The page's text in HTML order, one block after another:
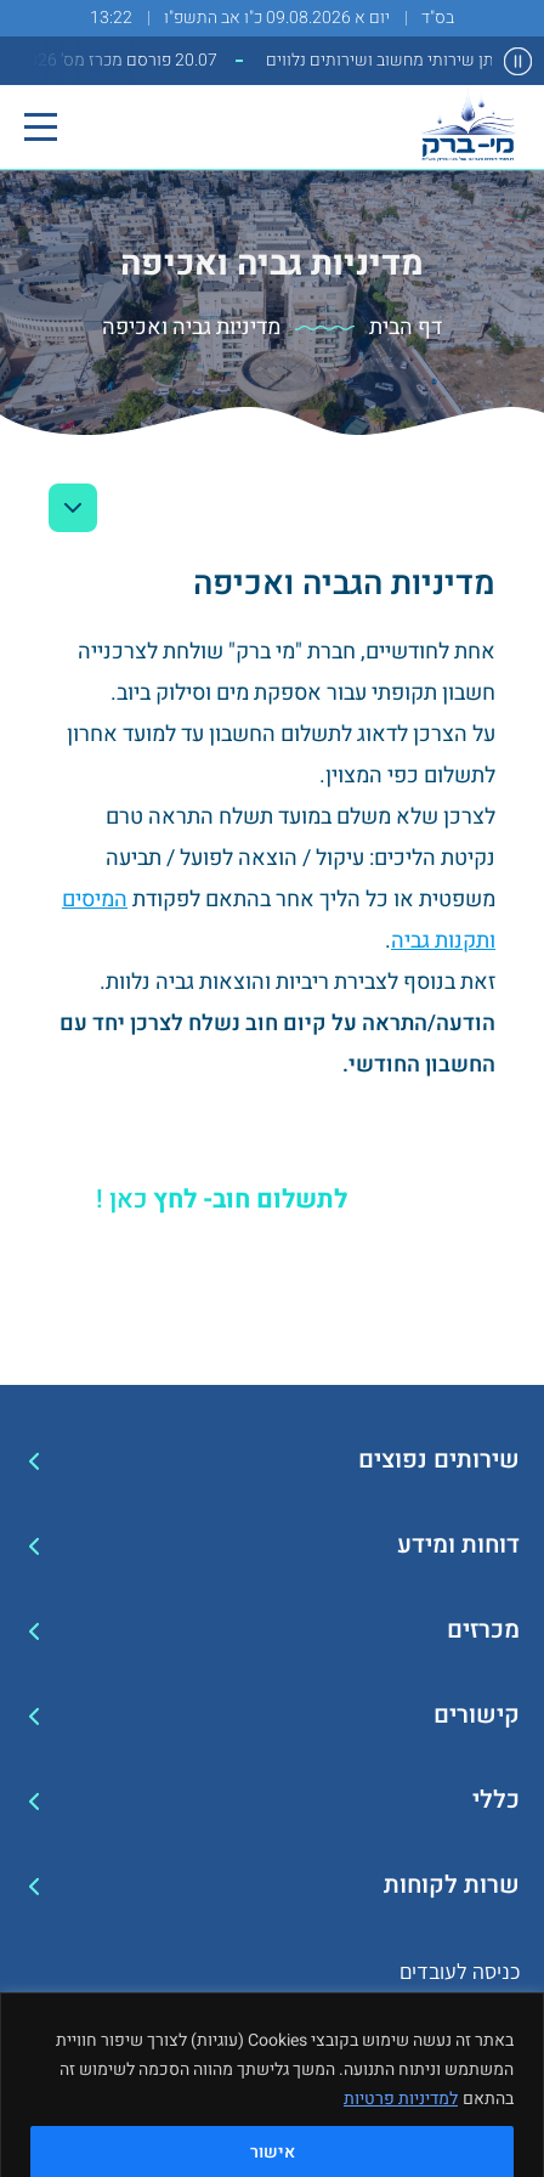
באתר זה נעשה שימוש בקובצי Cookies (עוגיות) לצורך שיפור חוויית
המשתמש וניתוח התנועה. המשך גלישתך מהווה הסכמה לשימוש זה
בהתאם למדיניות פרטיות
אישור
בס"ד יום א 09.08.2026 כ"ו אב התשפ"ו
13:22
20.07 פורסם מכרז מס' 2/2026 למתן שירותי מחשוב ושירותים נלווים
מדיניות גביה ואכיפה
דף הבית מדיניות גביה ואכיפה
מדיניות הגביה ואכיפה
אחת לחודשיים, חברת "מי ברק" שולחת לצרכנייה
חשבון תקופתי עבור אספקת מים וסילוק ביוב.
על הצרכן לדאוג לתשלום החשבון עד למועד אחרון
לתשלום כפי המצוין.
לצרכן שלא משלם במועד תשלח התראה טרם
נקיטת הליכים: עיקול / הוצאה לפועל / תביעה
משפטית או כל הליך אחר בהתאם לפקודתהמיסים
ותקנות גביה.
זאת בנוסף לצבירת ריביות והוצאות גביה נלוות.
הודעה/התראה על קיום חוב נשלח לצרכן יחד עם
החשבון החודשי.
לתשלום חוב- לחץכאן !
שירותים נפוצים
דוחות ומידע
מכרזים
קישורים
כללי
שרות לקוחות
כניסה לעובדים
© כל הזכויות שמורות לתאגיד המים מי ברק